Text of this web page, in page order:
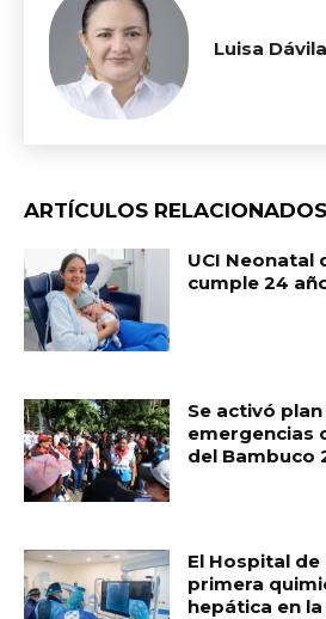
Luisa Dávila
ARTÍCULOS RELACIONADOS
UCI Neonatal
cumple 24
Se activó
emergencias
del Bambuco
El Hospital de
primera
hepática en